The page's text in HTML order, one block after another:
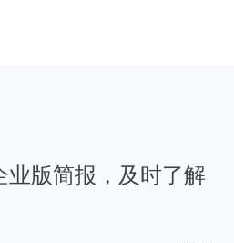
版简报，及时了解